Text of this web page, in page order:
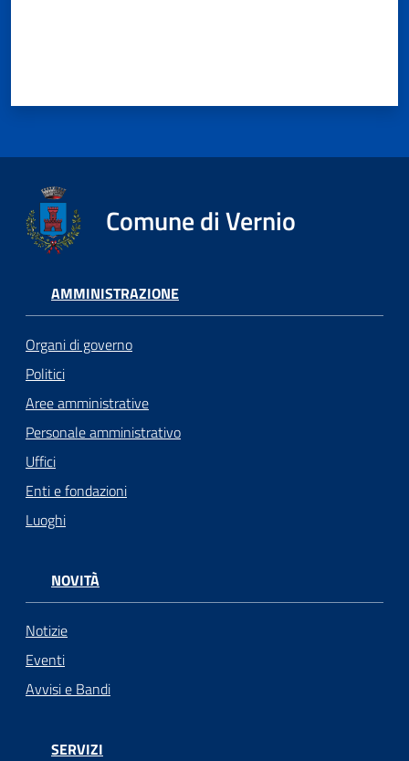
Comune di Vernio
AMMINISTRAZIONE
Organi di governo
Politici
Aree amministrative
Personale amministrativo
Uffici
Enti e fondazioni
Luoghi
NOVITÀ
Notizie
Eventi
Avvisi e Bandi
SERVIZI